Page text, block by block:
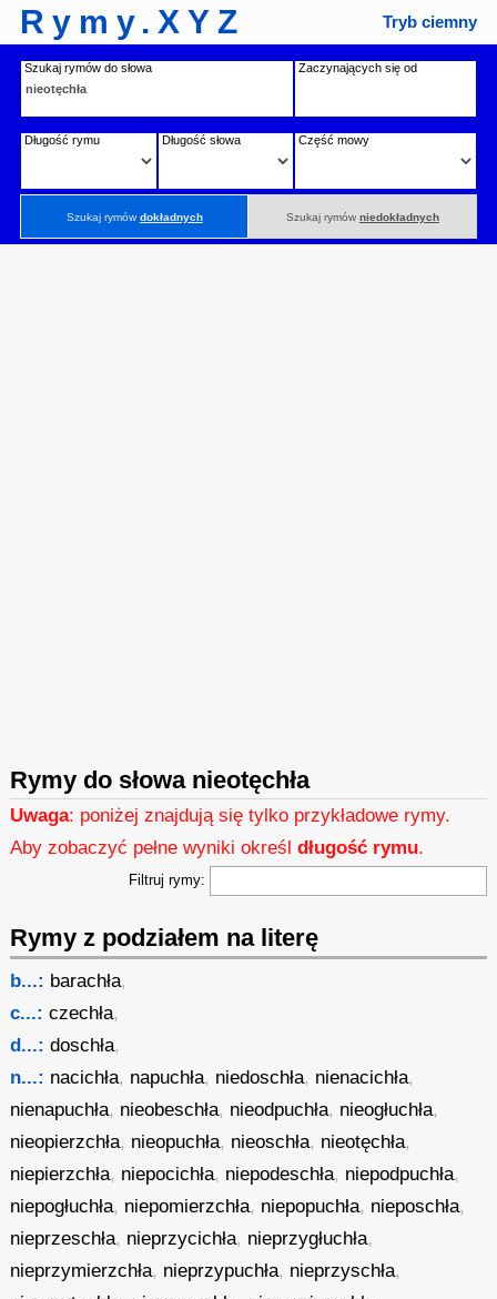
Rymy.XYZ Tryb ciemny
Szukaj rymów do słowa Zaczynających się od
Długość rymu Długość słowa Część mowy
Szukaj rymówdokładnych Szukaj rymów niedokładnych
Rymy do słowa nieotęchła
Uwaga: poniżej znajdują się tylko przykładowe rymy.
Aby zobaczyć pełne wyniki określdługość rymu.
Filtruj rymy:
Rymy z podziałem na literę
b...: barachła,
c...: czechła,
d...: doschła,
n...: nacichła, napuchła, niedoschła, nienacichła,
nienapuchła, nieobeschła, nieodpuchła, nieogłuchła,
nieopierzchła, nieopuchła, nieoschła, nieotęchła,
niepierzchła, niepocichła, niepodeschła, niepodpuchła,
niepogłuchła, niepomierzchła, niepopuchła, nieposchła,
nieprzeschła, nieprzycichła, nieprzygłuchła,
nieprzymierzchła, nieprzypuchła, nieprzyschła,